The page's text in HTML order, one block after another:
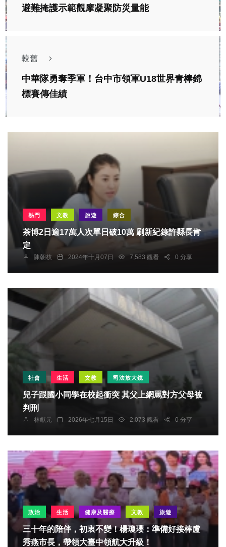
避難掩護示範觀摩凝聚防災量能
較舊
中華隊勇奪季軍！台中市領軍U18世界青棒錦
標賽傳佳績
熱門 文教 旅遊 綜合
茶博2日逾17萬人次單日破10萬 刷新紀錄許縣長肯
定
陳朝枝 2024年十月07日 7,583 觀看 0 分享
社會 生活 文教 司法放大鏡
兒子跟國小同學在校起衝突 其父上網罵對方父母被
判刑
林獻元 2026年七月15日 2,073 觀看 0 分享
政治 生活 健康及醫療 文教 旅遊
三十年的陪伴，初衷不變！楊瓊瓔：準備好接棒盧
秀燕市長，帶領大臺中領航大升級！